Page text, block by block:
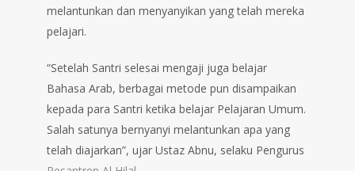
melantunkan dan menyanyikan yang telah mereka
pelajari.
“Setelah Santri selesai mengaji juga belajar
Bahasa Arab, berbagai metode pun disampaikan
kepada para Santri ketika belajar Pelajaran Umum.
Salah satunya bernyanyi melantunkan apa yang
telah diajarkan”, ujar Ustaz Abnu, selaku Pengurus